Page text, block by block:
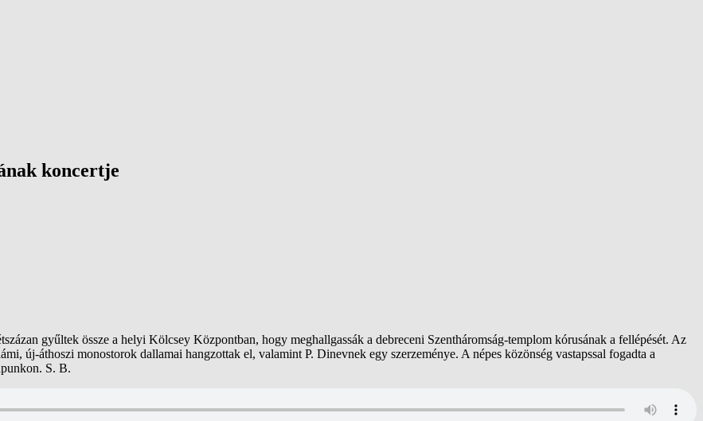
koncertje
gyűltek össze a helyi Kölcsey Központban, hogy meghallgassák a debreceni Szentháromság-templom kórusának a fellépését. Az
új-áthoszi monostorok dallamai hangzottak el, valamint P. Dinevnek egy szerzeménye. A népes közönség vastapssal fogadta a
S. B.